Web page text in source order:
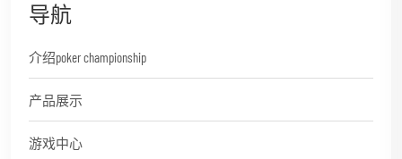
导航
介绍poker championship
产品展示
游戏中心